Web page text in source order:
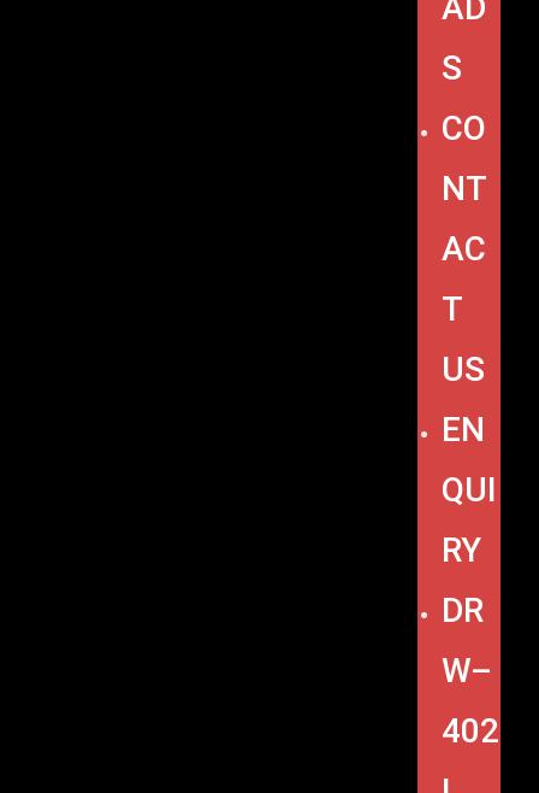
S
CO
NT
AC
T
US
EN
QUI
RY
DR
W–
402